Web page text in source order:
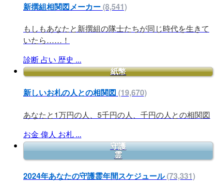
新撰組相関図メーカー(8,541)
もしもあなたと新撰組の隊士たちが同じ時代を生きて
いたら……！
診断 占い 歴史 ...
紙幣
新しいお札の人との相関図 (19,670)
あなたと1万円の人、5千円の人、千円の人との相関図
お金 偉人 お札 ...
守護
霊
2024年あなたの守護霊年間スケジュール(73,331)